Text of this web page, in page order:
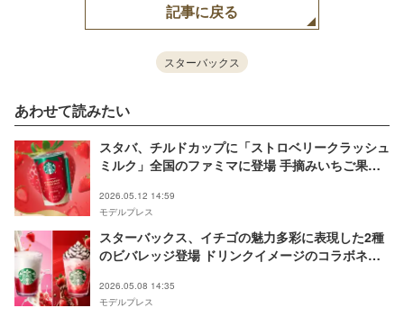
記事に戻る
スターバックス
あわせて読みたい
スタバ、チルドカップに「ストロベリークラッシュ
ミルク」全国のファミマに登場 手摘みいちご果汁×
2026.05.12 14:59
モデルプレス
スターバックス、イチゴの魅力多彩に表現した2種
のビバレッジ登場 ドリンクイメージのコラボネイ
2026.05.08 14:35
モデルプレス